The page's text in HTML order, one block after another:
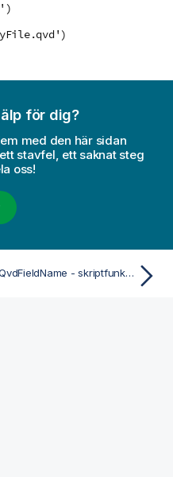
för dig?
med den här sidan
stavfel, ett saknat steg
oss!
QvdFieldName - skriptfunktion